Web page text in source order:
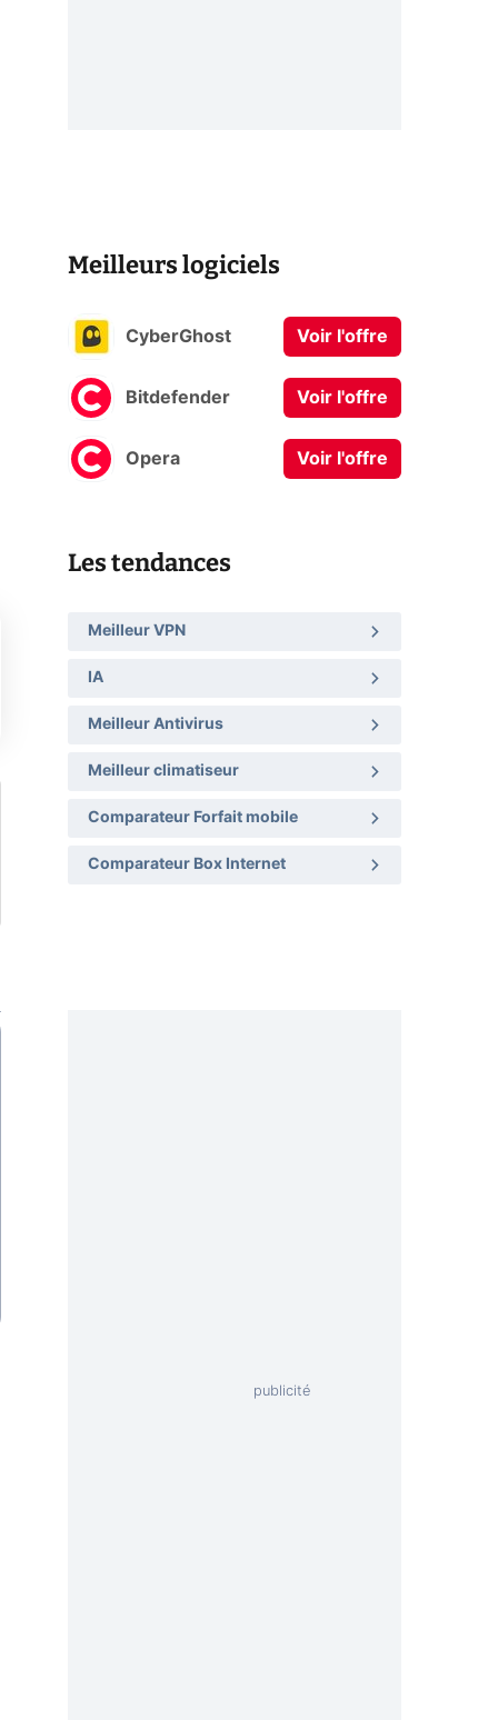
Meilleurs logiciels
CyberGhost Voir l'offre
Bitdefender Voir l'offre
Opera Voir l'offre
Les tendances
Meilleur VPN
IA
Meilleur Antivirus
Meilleur climatiseur
Comparateur Forfait mobile
Comparateur Box Internet